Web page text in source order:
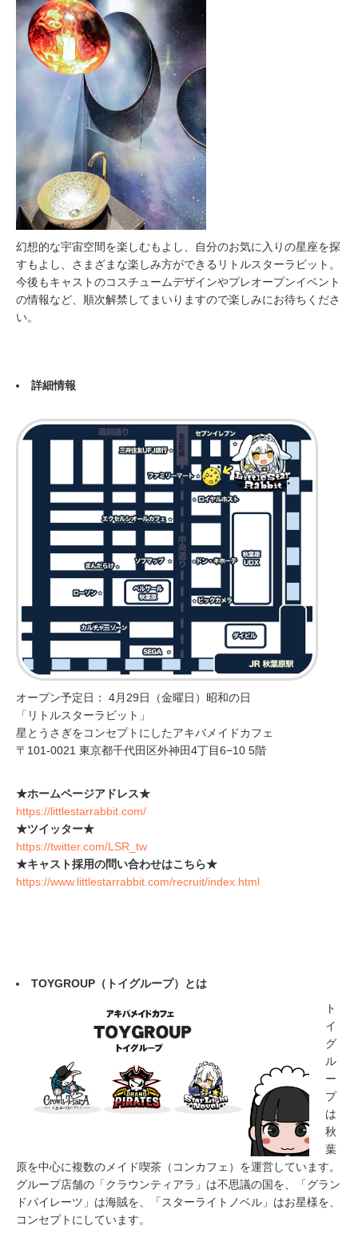
幻想的な宇宙空間を楽しむもよし、自分のお気に入りの星座を探
すもよし、さまざまな楽しみ方ができるリトルスターラビット。
今後もキャストのコスチュームデザインやプレオープンイベント
の情報など、順次解禁してまいりますので楽しみにお待ちくださ
い。
詳細情報
オープン予定日： 4月29日（金曜日）昭和の日
「リトルスターラビット」
星とうさぎをコンセプトにしたアキバメイドカフェ
〒101-0021 東京都千代田区外神田4丁目6−10 5階
★ホームページアドレス★
https://littlestarrabbit.com/
★ツイッター★
https://twitter.com/LSR_tw
★キャスト採用の問い合わせはこちら★
https://www.littlestarrabbit.com/recruit/index.html
TOYGROUP（トイグループ）とは
ト
イ
グ
ル
ー
プ
は
秋
葉
原を中心に複数のメイド喫茶（コンカフェ）を運営しています。
グループ店舗の「クラウンティアラ」は不思議の国を、「グラン
ドパイレーツ」は海賊を、「スターライトノベル」はお星様を、
コンセプトにしています。